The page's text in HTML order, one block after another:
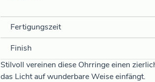
Fertigungszeit
Finish
Stilvoll vereinen diese Ohrringe einen
das Licht auf wunderbare Weise einfängt.